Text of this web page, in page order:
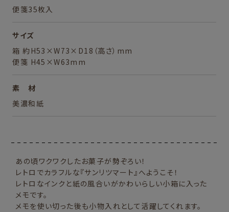
便箋35枚入
サイズ
箱 約H53×W73×D18（高さ）mm
便箋 H45×W63mm
素 材
美濃和紙
あの頃ワクワクしたお菓子が勢ぞろい！
レトロでカラフルな『サンリツマート』へようこそ！
レトロなインクと紙の風合いがかわいらしい小箱に入った
メモです。
メモを使い切った後も小物入れとして活躍してくれます。